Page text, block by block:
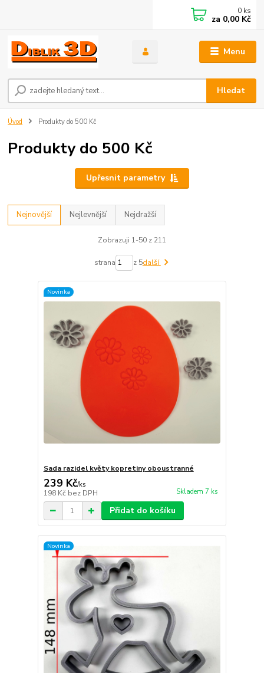
Menu
Hledat
0 ks
za 0,00 Kč
Úvod Produkty do 500 Kč
Produkty do 500 Kč
Upřesnit parametry
Nejnovější Nejlevnější Nejdražší
Zobrazuji 1-50 z 211
strana z 5další
Novinka
Sada razidel květy kopretiny oboustranné
239 Kč/ks
198 Kč bez DPH Skladem 7 ks
Přidat do košíku
Novinka